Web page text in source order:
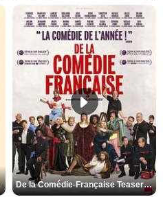
De la Comédie-Française Teaser VF